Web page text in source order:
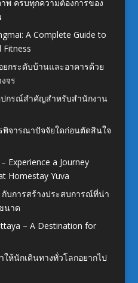
พ ครบทุกความต้องการของ
A Complete Guide to
Fitness
ยกระดับบ้านและอาคารด้วย
จร
ปกรณ์สำคัญสำหรับสำนักงาน
จารณาปัจจัยใดก่อนตัดสินใจ
Experience a Journey
Homestay Yuva
บการสร้างประสบการณ์ที่น่า
นาด
– A Destination for
ห้นักเดินทางทั่วโลกอยากไป